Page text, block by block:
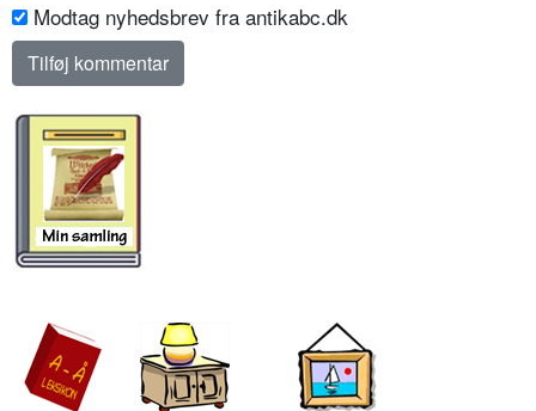
Modtag nyhedsbrev fra antikabc.dk